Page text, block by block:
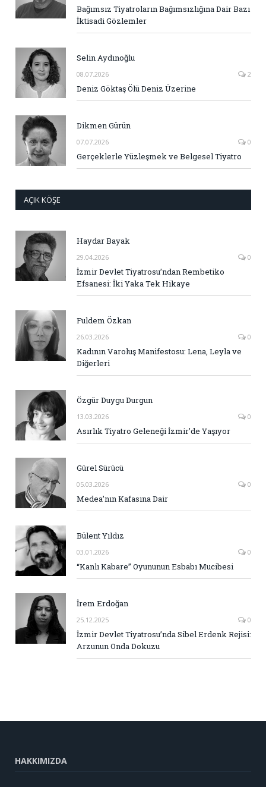
Bağımsız Tiyatroların Bağımsızlığına Dair Bazı
İktisadi Gözlemler
Selin Aydınoğlu
08.07.2026 2
Deniz Göktaş Ölü Deniz Üzerine
Dikmen Gürün
07.07.2026 0
Gerçeklerle Yüzleşmek ve Belgesel Tiyatro
AÇIK KÖŞE
Haydar Bayak
29.04.2026 0
İzmir Devlet Tiyatrosu’ndan Rembetiko
Efsanesi: İki Yaka Tek Hikaye
Fuldem Özkan
26.03.2026 0
Kadının Varoluş Manifestosu: Lena, Leyla ve
Diğerleri
Özgür Duygu Durgun
13.03.2026 0
Asırlık Tiyatro Geleneği İzmir’de Yaşıyor
Gürel Sürücü
05.03.2026 0
Medea’nın Kafasına Dair
Bülent Yıldız
03.01.2026 0
“Kanlı Kabare” Oyununun Esbabı Mucibesi
İrem Erdoğan
25.12.2025 0
İzmir Devlet Tiyatrosu’nda Sibel Erdenk Rejisi:
Arzunun Onda Dokuzu
HAKKIMIZDA